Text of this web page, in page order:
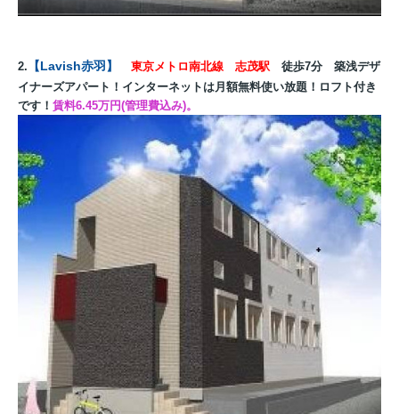
2. 【Lavish赤羽】 東京メトロ南北線 志茂駅 徒歩7分 築浅デザ
イナーズアパート！インターネットは月額無料使い放題！ロフト付き
です！ 賃料6.45万円(管理費込み)。